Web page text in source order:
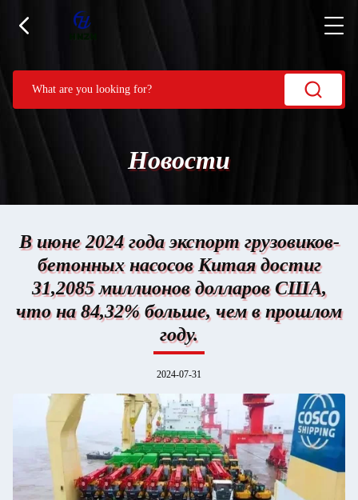
Новости
В июне 2024 года экспорт грузовиков-
бетонных насосов Китая достиг
31,2085 миллионов долларов США,
что на 84,32% больше, чем в прошлом
году.
2024-07-31